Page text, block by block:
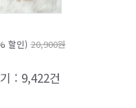
할인) 20,900원
: 9,422건